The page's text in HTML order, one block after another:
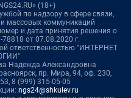
(18+)
по надзору в сфере связи,
массовых коммуникаций
и дата принятия решения о
от 07.08.2020 г.
ответственностью "ИНТЕРНЕТ
Надежда Александровна
пр. Мира, 94, оф. 230,
8 (999) 315-05-05
ngs24@shkulev.ru